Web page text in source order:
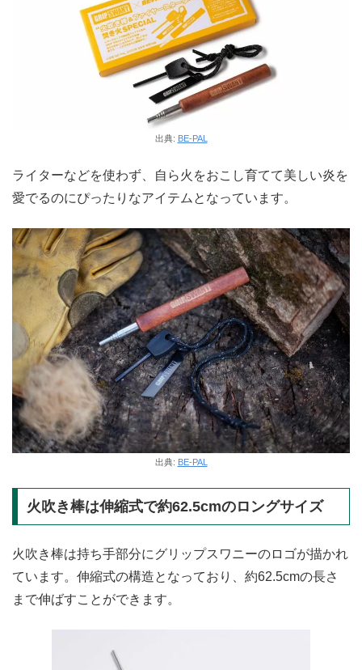
出典: BE-PAL
ライターなどを使わず、自ら火をおこし育てて美しい炎を
愛でるのにぴったりなアイテムとなっています。
出典: BE-PAL
火吹き棒は伸縮式で約62.5cmのロングサイズ
火吹き棒は持ち手部分にグリップスワニーのロゴが描かれ
ています。伸縮式の構造となっており、約62.5cmの長さ
まで伸ばすことができます。